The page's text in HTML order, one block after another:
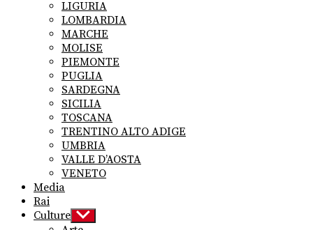
LIGURIA
LOMBARDIA
MARCHE
MOLISE
PIEMONTE
PUGLIA
SARDEGNA
SICILIA
TOSCANA
TRENTINO ALTO ADIGE
UMBRIA
VALLE D’AOSTA
VENETO
Media
Rai
Culture Show
sub